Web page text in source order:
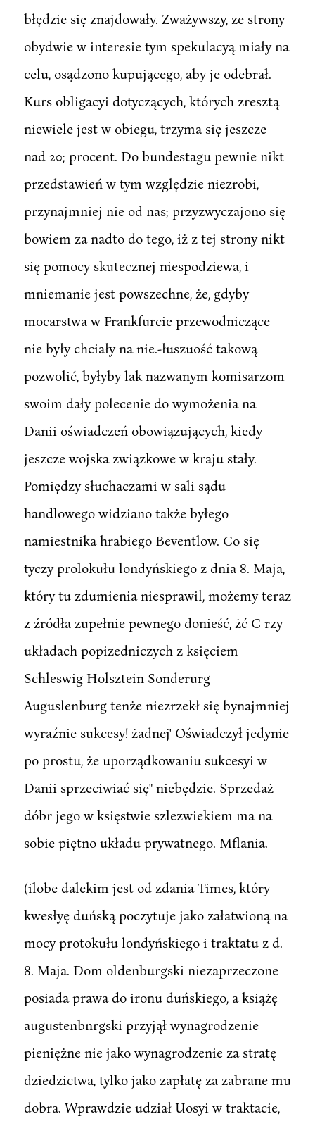
błędzie się znajdowały. Zważywszy, ze strony
obydwie w interesie tym spekulacyą miały na
celu, osądzono kupującego, aby je odebrał.
Kurs obligacyi dotyczących, których zresztą
niewiele jest w obiegu, trzyma się jeszcze
nad 20; procent. Do bundestagu pewnie nikt
przedstawień w tym względzie niezrobi,
przynajmniej nie od nas; przyzwyczajono się
bowiem za nadto do tego, iż z tej strony nikt
się pomocy skutecznej niespodziewa, i
mniemanie jest powszechne, że, gdyby
mocarstwa w Frankfurcie przewodniczące
nie były chciały na nie.-łuszuość takową
pozwolić, byłyby lak nazwanym komisarzom
swoim dały polecenie do wymożenia na
Danii oświadczeń obowiązujących, kiedy
jeszcze wojska związkowe w kraju stały.
Pomiędzy słuchaczami w sali sądu
handlowego widziano także byłego
namiestnika hrabiego Beventlow. Co się
tyczy prolokułu londyńskiego z dnia 8. Maja,
który tu zdumienia niesprawil, możemy teraz
z źródła zupełnie pewnego donieść, żć C rzy
układach popizedniczych z księciem
Schleswig Holsztein Sonderurg
Auguslenburg tenże niezrzekł się bynajmniej
wyraźnie sukcesy! żadnej' Oświadczył jedynie
po prostu, że uporządkowaniu sukcesyi w
Danii sprzeciwiać się" niebędzie. Sprzedaż
dóbr jego w księstwie szlezwiekiem ma na
sobie piętno układu prywatnego. Mflania.
(ilobe dalekim jest od zdania Times, który
kwesłyę duńską poczytuje jako załatwioną na
mocy protokułu londyńskiego i traktatu z d.
8. Maja. Dom oldenburgski niezaprzeczone
posiada prawa do ironu duńskiego, a książę
augustenbnrgski przyjął wynagrodzenie
pieniężne nie jako wynagrodzenie za stratę
dziedzictwa, tylko jako zapłatę za zabrane mu
dobra. Wprawdzie udział Uosyi w traktacie,